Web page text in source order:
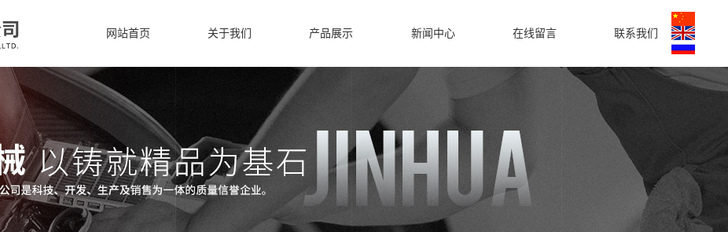
网站首页 关于我们
公司简介
联系我们
产品展示
金华
汽保配件
新闻中心
公司新闻
行业新闻
技术知识
在线留言 联系我们